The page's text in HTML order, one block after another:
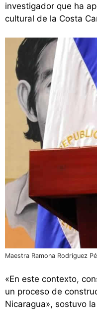
investigador que ha
cultural de la Costa
Maestra Ramona Rodríguez
«En este contexto,
un proceso de
Nicaragua», sostuvo